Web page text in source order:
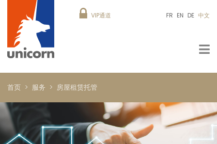
VIP通道 FR EN DE 中文
首页 服务 房屋租赁托管